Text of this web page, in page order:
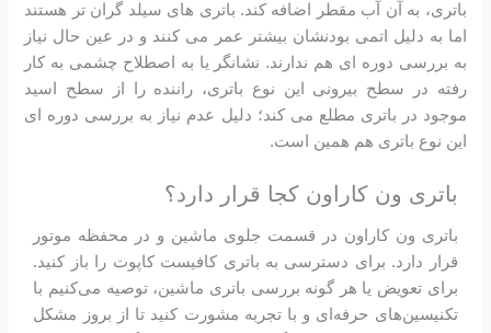
باتری، به آن آب مقطر اضافه کند. باتری های سیلد گران تر هستند
اما به دلیل اتمی بودنشان بیشتر عمر می کنند و در عین حال نیاز
به بررسی دوره ای هم ندارند. نشانگر یا به اصطلاح چشمی به کار
رفته در سطح بیرونی این نوع باتری، راننده را از سطح اسید
موجود در باتری مطلع می کند؛ دلیل عدم نیاز به بررسی دوره ای
این نوع باتری هم همین است.
باتری ون کاراون کجا قرار دارد؟
باتری ون کاراون در قسمت جلوی ماشین و در محفظه موتور
قرار دارد. برای دسترسی به باتری کافیست کاپوت را باز کنید.
برای تعویض یا هر گونه بررسی باتری ماشین، توصیه می‌کنیم با
تکنیسین‌های حرفه‌ای و با تجربه مشورت کنید تا از بروز مشکل